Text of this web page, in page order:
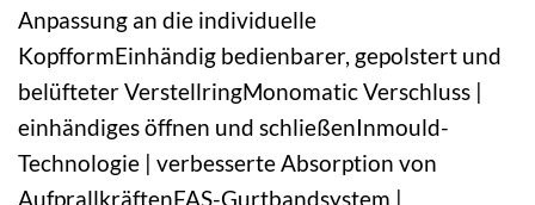
Anpassung an die individuelle
KopfformEinhändig bedienbarer, gepolstert und
belüfteter VerstellringMonomatic Verschluss |
einhändiges öffnen und schließenInmould-
Technologie | verbesserte Absorption von
AufprallkräftenFAS-Gurtbandsystem |